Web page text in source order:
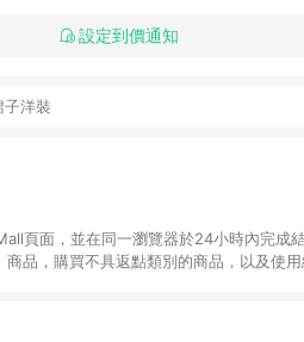
設定到價通知
子洋裝
頁面，並在同一瀏覽器於24小時內完成
品，購買不具返點類別的商品，以及使
款或購物中登出東森購物ETMall，將無